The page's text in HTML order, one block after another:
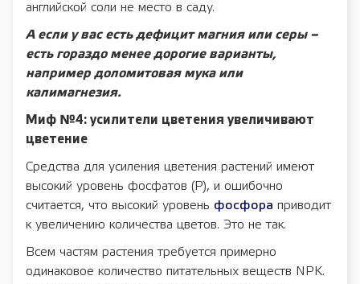
английской соли не место в саду.
А если у вас есть дефицит магния или серы –
есть гораздо менее дорогие варианты,
например доломитовая мука или
калимагнезия.
Миф №4: усилители цветения увеличивают
цветение
Средства для усиления цветения растений имеют
высокий уровень фосфатов (P), и ошибочно
считается, что высокий уровень фосфора приводит
к увеличению количества цветов. Это не так.
Всем частям растения требуется примерно
одинаковое количество питательных веществ NPK.